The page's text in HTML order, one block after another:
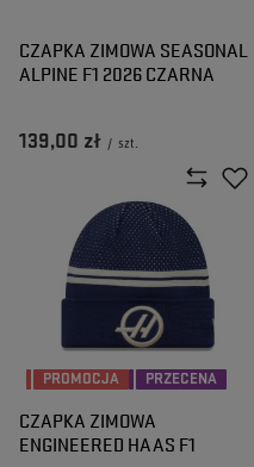
CZAPKA ZIMOWA SEASONAL
ALPINE F1 2026 CZARNA
139,00 zł / szt.
PROMOCJA PRZECENA
CZAPKA ZIMOWA
ENGINEERED HAAS F1